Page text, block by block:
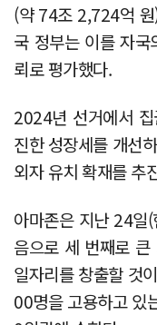
(약 74조 2,724억 원
국 정부는 이를 자
뢰로 평가했다.
2024년 선거에서
진한 성장세를 개선
외자 유치 확재를 추
아마존은 지난 24일
음으로 세 번째로
일자리를 창출할 것
00명을 고용하고 있